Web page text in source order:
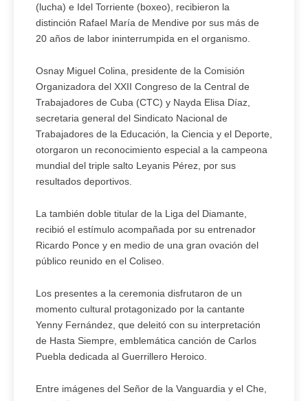
(lucha) e Idel Torriente (boxeo), recibieron la
distinción Rafael María de Mendive por sus más de
20 años de labor ininterrumpida en el organismo.
Osnay Miguel Colina, presidente de la Comisión
Organizadora del XXII Congreso de la Central de
Trabajadores de Cuba (CTC) y Nayda Elisa Díaz,
secretaria general del Sindicato Nacional de
Trabajadores de la Educación, la Ciencia y el Deporte,
otorgaron un reconocimiento especial a la campeona
mundial del triple salto Leyanis Pérez, por sus
resultados deportivos.
La también doble titular de la Liga del Diamante,
recibió el estímulo acompañada por su entrenador
Ricardo Ponce y en medio de una gran ovación del
público reunido en el Coliseo.
Los presentes a la ceremonia disfrutaron de un
momento cultural protagonizado por la cantante
Yenny Fernández, que deleitó con su interpretación
de Hasta Siempre, emblemática canción de Carlos
Puebla dedicada al Guerrillero Heroico.
Entre imágenes del Señor de la Vanguardia y el Che,